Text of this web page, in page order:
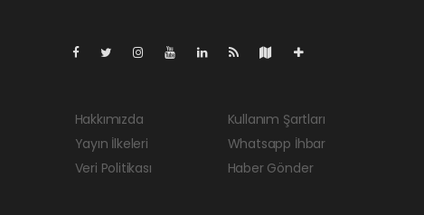
Hakkımızda
Yayın İlkeleri
Veri Politikası
Kullanım Şartları
Whatsapp İhbar
Haber Gönder